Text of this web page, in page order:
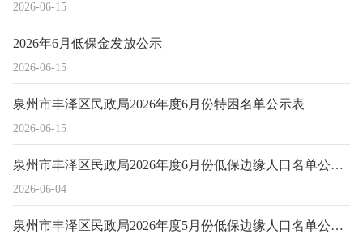
2026-06-15
2026-06-15
2026年6月低保金发放公示
2026-06-15
泉州市丰泽区民政局2026年度6月份特困名单公示表
2026-06-04
泉州市丰泽区民政局2026年度6月份低保边缘人口名单公示表
泉州市丰泽区民政局2026年度5月份低保边缘人口名单公示表